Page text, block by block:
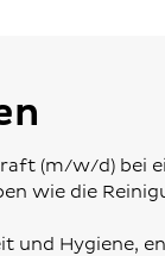
(m/w/d) bei
wie die
und Hygiene,